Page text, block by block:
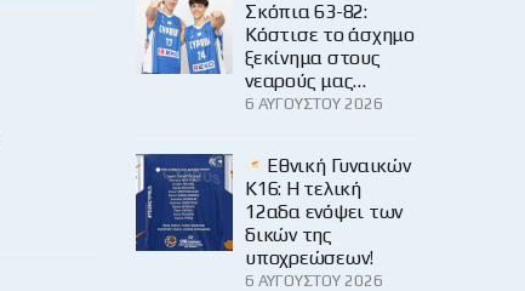
Σκόπια 63-82:
Κόστισε το άσχημο
ξεκίνημα στους
νεαρούς μας…
6 ΑΥΓΟΎΣΤΟΥ 2026
Εθνική Γυναικών
Κ16: Η τελική
12αδα ενόψει των
δικών της
υποχρεώσεων!
6 ΑΥΓΟΎΣΤΟΥ 2026